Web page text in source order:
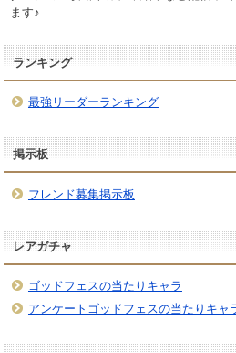
ます♪
ランキング
最強リーダーランキング
掲示板
フレンド募集掲示板
レアガチャ
ゴッドフェスの当たりキャラ
アンケートゴッドフェスの当たりキャ